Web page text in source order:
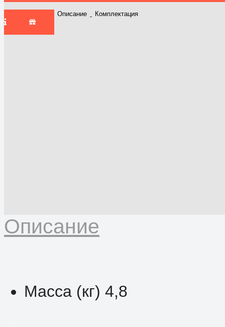
Описание
Масса (кг) 4,8